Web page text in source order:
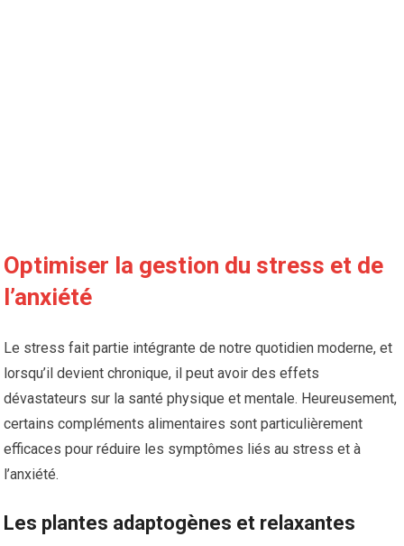
Optimiser la gestion du stress et de
l’anxiété
Le stress fait partie intégrante de notre quotidien moderne, et
lorsqu’il devient chronique, il peut avoir des effets
dévastateurs sur la santé physique et mentale. Heureusement,
certains compléments alimentaires sont particulièrement
efficaces pour réduire les symptômes liés au stress et à
l’anxiété.
Les plantes adaptogènes et relaxantes